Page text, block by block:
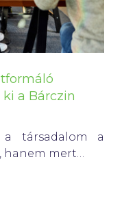
a Bárczin
társadalom a
hanem mert…